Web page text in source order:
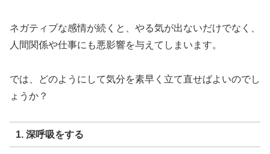
ネガティブな感情が続くと、やる気が出ないだけでなく、
人間関係や仕事にも悪影響を与えてしまいます。
では、どのようにして気分を素早く立て直せばよいのでし
ょうか？
1. 深呼吸をする